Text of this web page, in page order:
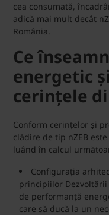
cea consumată,
adică mai mult decât
România.
Ce
energetic
cerințele
Conform cerințelor și
clădire de tip nZEB
luând în calcul
Configurația
principiilor
de performanță
care să ducă la un